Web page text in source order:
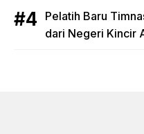
Pelatih Baru
dari Negeri Kincir